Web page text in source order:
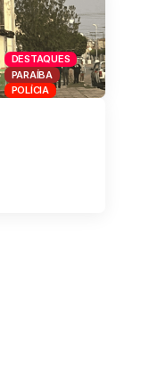
DESTAQUES
PARAÍBA
POLÍCIA